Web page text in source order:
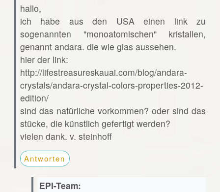
hallo,
ich habe aus den USA einen link zu
sogenannten "monoatomischen" kristallen,
genannt andara. die wie glas aussehen.
hier der link:
http://lifestreasureskauai.com/blog/andara-
crystals/andara-crystal-colors-properties-2012-
edition/
sind das natürliche vorkommen? oder sind das
stücke, die künstlich gefertigt werden?
vielen dank. v. steinhoff
Antworten
EPI-Team: